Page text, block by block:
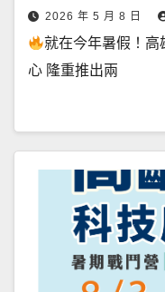
2026 年 5 月 8 日
就在今年暑假！高
心 隆重推出兩